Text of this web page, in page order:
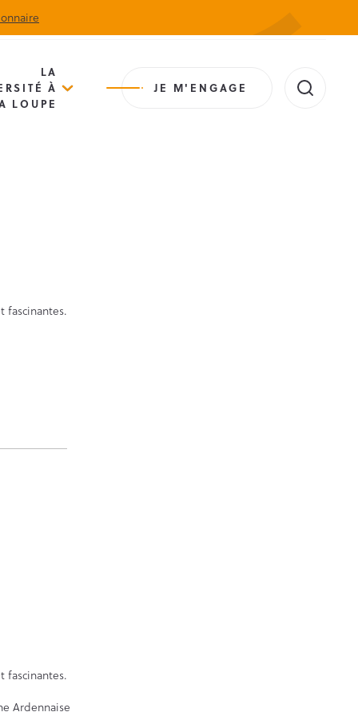
Actualités
LA
À
LOUPE
JE M'ENGAGE
fascinantes.
fascinantes.
Ardennaise